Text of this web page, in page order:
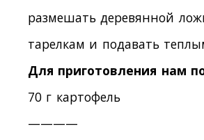
размешать деревянной
тарелкам и подавать
Для приготовления нам
70 г картофель
————